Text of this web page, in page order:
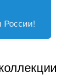
России!